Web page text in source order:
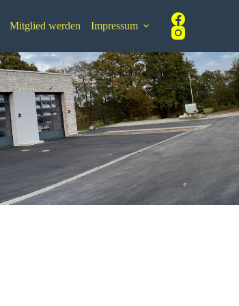
Mitglied werden Impressum